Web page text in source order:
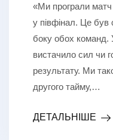
«Ми програли матч
у півфінал. Це був
боку обох команд.
вистачило сил чи
результату. Ми
другого тайму,…
ДЕТАЛЬНІШЕ